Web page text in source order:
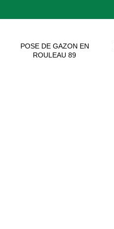
POSE DE GAZON EN
ROULEAU 89